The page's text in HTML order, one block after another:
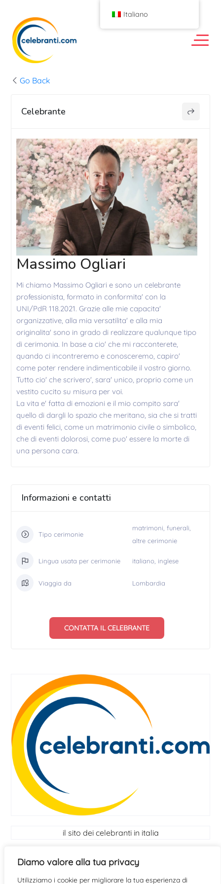
Diamo valore alla tua privacy
Utilizziamo i cookie per migliorare la tua esperienza di
Go Back
Celebrante
Massimo Ogliari
Mi chiamo Massimo Ogliari e sono un celebrante
professionista, formato in conformita' con la
UNI/PdR 118.2021. Grazie alle mie capacita'
organizzative, alla mia versatilita' e alla mia
originalita' sono in grado di realizzare qualunque tipo
di cerimonia. In base a cio' che mi racconterete,
quando ci incontreremo e conosceremo, capiro'
come poter rendere indimenticabile il vostro giorno.
Tutto cio' che scrivero', sara' unico, proprio come un
vestito cucito su misura per voi.
La vita e' fatta di emozioni e il mio compito sara'
quello di dargli lo spazio che meritano, sia che si tratti
di eventi felici, come un matrimonio civile o simbolico,
che di eventi dolorosi, come puo' essere la morte di
una persona cara.
Informazioni e contatti
Tipo cerimonie
matrimoni, funerali,
altre cerimonie
Lingua usata per cerimonie italiano, inglese
Viaggia da Lombardia
CONTATTA IL CELEBRANTE
il sito dei celebranti in italia
I Celebranti
scopri se hai le qualità per diventare celebrante
Italiano